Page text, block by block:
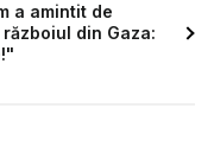
a amintit de
din Gaza: